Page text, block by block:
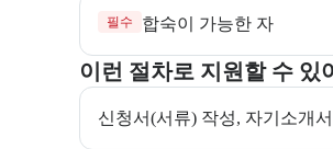
필수 합숙이 가능한 자
이런 절차로 지원할 수 있
교육과정 지원 절차와 참여 조건,
신청서(서류) 작성, 자기소개서